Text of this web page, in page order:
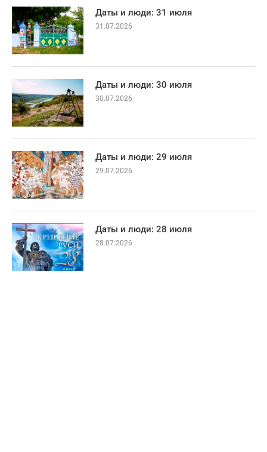
Даты и люди: 31 июля
31.07.2026
Даты и люди: 30 июля
30.07.2026
Даты и люди: 29 июля
29.07.2026
Даты и люди: 28 июля
28.07.2026